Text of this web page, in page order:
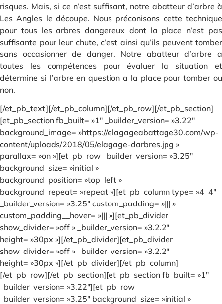
risques. Mais, si ce n’est suffisant, notre abatteur d’arbre à
Les Angles le découpe. Nous préconisons cette technique
pour tous les arbres dangereux dont la place n’est pas
suffisante pour leur chute, c’est ainsi qu’ils peuvent tomber
sans occasionner de danger. Notre abatteur d’arbre a
toutes les compétences pour évaluer la situation et
détermine si l’arbre en question a la place pour tomber ou
non.
[/et_pb_text][/et_pb_column][/et_pb_row][/et_pb_section]
[et_pb_section fb_built= »1″ _builder_version= »3.22″
background_image= »https://elagageabattage30.com/wp-
content/uploads/2018/05/elagage-darbres.jpg »
parallax= »on »][et_pb_row _builder_version= »3.25″
background_size= »initial »
background_position= »top_left »
background_repeat= »repeat »][et_pb_column type= »4_4″
_builder_version= »3.25″ custom_padding= »||| »
custom_padding__hover= »||| »][et_pb_divider
show_divider= »off » _builder_version= »3.2.2″
height= »30px »][/et_pb_divider][et_pb_divider
show_divider= »off » _builder_version= »3.2.2″
height= »30px »][/et_pb_divider][/et_pb_column]
[/et_pb_row][/et_pb_section][et_pb_section fb_built= »1″
_builder_version= »3.22″][et_pb_row
_builder_version= »3.25″ background_size= »initial »